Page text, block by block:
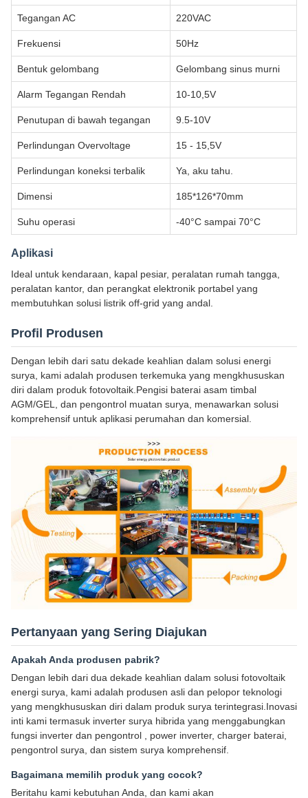
Tegangan AC 220VAC
Frekuensi 50Hz
Bentuk gelombang Gelombang sinus murni
Alarm Tegangan Rendah 10-10,5V
Penutupan di bawah tegangan 9.5-10V
Perlindungan Overvoltage 15 - 15,5V
Perlindungan koneksi terbalik Ya, aku tahu.
Dimensi 185*126*70mm
Suhu operasi -40°C sampai 70°C
Aplikasi
Ideal untuk kendaraan, kapal pesiar, peralatan rumah tangga,
peralatan kantor, dan perangkat elektronik portabel yang
membutuhkan solusi listrik off-grid yang andal.
Profil Produsen
Dengan lebih dari satu dekade keahlian dalam solusi energi
surya, kami adalah produsen terkemuka yang mengkhususkan
diri dalam produk fotovoltaik.Pengisi baterai asam timbal
AGM/GEL, dan pengontrol muatan surya, menawarkan solusi
komprehensif untuk aplikasi perumahan dan komersial.
Pertanyaan yang Sering Diajukan
Apakah Anda produsen pabrik?
Dengan lebih dari dua dekade keahlian dalam solusi fotovoltaik
energi surya, kami adalah produsen asli dan pelopor teknologi
yang mengkhususkan diri dalam produk surya terintegrasi.Inovasi
inti kami termasuk inverter surya hibrida yang menggabungkan
fungsi inverter dan pengontrol , power inverter, charger baterai,
pengontrol surya, dan sistem surya komprehensif.
Bagaimana memilih produk yang cocok?
Beritahu kami kebutuhan Anda, dan kami akan